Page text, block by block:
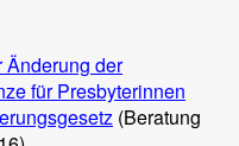
Änderung der
für Presbyterinnen
(Beratung